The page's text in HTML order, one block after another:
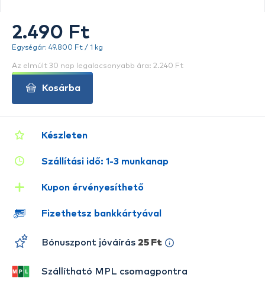
Készleten
Szállítási idő: 1-3 munkanap
Kupon érvényesíthető
Fizethetsz bankkártyával
Bónuszpont jóváírás 25 Ft
Szállítható MPL csomagpontra
2.490 Ft
Egységár: 49.800 Ft / 1 kg
Az elmúlt 30 nap legalacsonyabb ára: 2.240 Ft
Kosárba